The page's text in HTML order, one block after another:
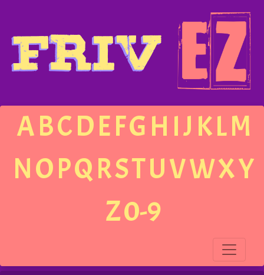
ABCDEFGH IJ KLM
NOPQRSTUVWXY
Z0-9